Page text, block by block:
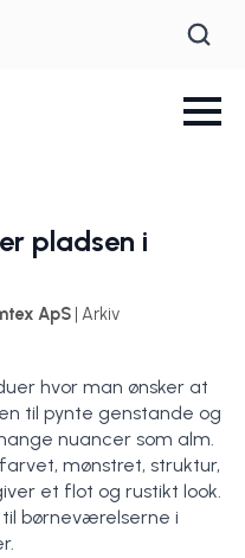
pladsen i
ApS | Arkiv
hvor man ønsker at
til pynte genstande og
nuancer som alm.
mønstret, struktur,
et flot og rustikt look.
børneværelserne i